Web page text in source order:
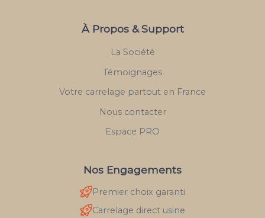
À Propos & Support
La Société
Témoignages
Votre carrelage partout en France
Nous contacter
Espace PRO
Nos Engagements
Premier choix garanti
Carrelage direct usine